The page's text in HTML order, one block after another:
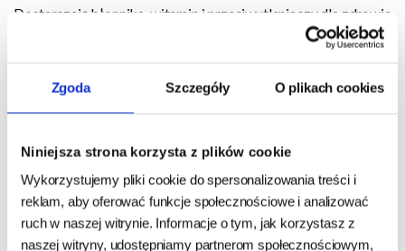
Zgoda Szczegóły O plikach cookies
Niniejsza strona korzysta z plików cookie
Wykorzystujemy pliki cookie do spersonalizowania treści i
reklam, aby oferować funkcje społecznościowe i analizować
ruch w naszej witrynie. Informacje o tym, jak korzystasz z
naszej witryny, udostępniamy partnerom społecznościowym,
Dostarczają błonnika, witamin i przeciwutleniaczy dla zdrowia
Obniżona zawartość tłuszczu (3,1%) wspiera utrzymanie
🚫 Bez zbóż
Lekkostrawna i bezpieczna nawet dla psów z nietolerancjami
pokarmowymi.